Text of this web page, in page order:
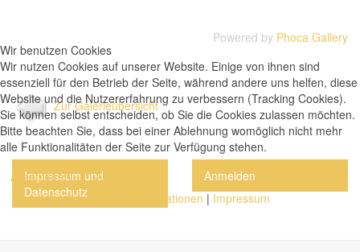
Powered by Phoca Gallery
Zur Galerieübersicht
Impressum und
Datenschutz
Anmelden
Wir benutzen Cookies
Wir nutzen Cookies auf unserer Website. Einige von ihnen sind
essenziell für den Betrieb der Seite, während andere uns helfen, diese
Website und die Nutzererfahrung zu verbessern (Tracking Cookies).
Sie können selbst entscheiden, ob Sie die Cookies zulassen möchten.
Bitte beachten Sie, dass bei einer Ablehnung womöglich nicht mehr
alle Funktionalitäten der Seite zur Verfügung stehen.
Akzeptieren
Ablehnen
Weitere Informationen | Impressum